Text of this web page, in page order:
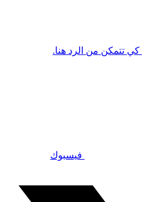
تتمكن من الرد هنا.
فيسبوك